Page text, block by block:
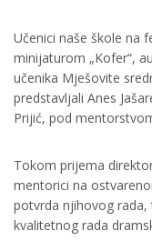
Učenici naše škole na
minijaturom „Kofer“,
učenika Mješovite
predstavljali Anes
Prijić, pod
Tokom prijema
mentorici na
potvrda njihovog
kvalitetnog rada